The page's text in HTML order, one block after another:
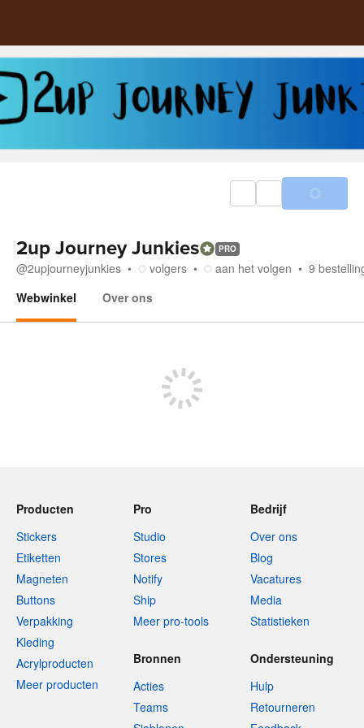
2up Journey Junkies PRO
@2upjourneyjunkies volgers aan het volgen 9
Webwinkel
Over ons
Producten
Stickers
Etiketten
Magneten
Buttons
Verpakking
Kleding
Acrylproducten
Meer producten
Pro
Studio
Stores
Notify
Ship
Meer pro-tools
Bedrijf
Over ons
Blog
Vacatures
Media
Statistieken
Bronnen
Acties
Teams
Ondersteuning
Hulp
Retourneren